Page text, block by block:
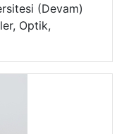
(Devam)
Optik,